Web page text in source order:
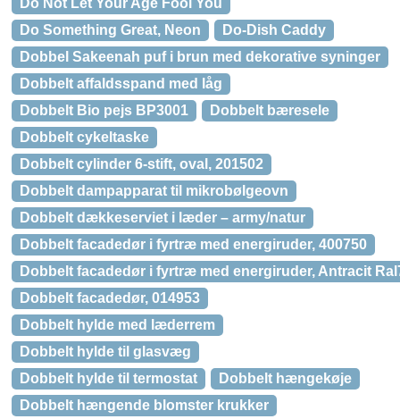
Do Not Let Your Age Fool You
Do Something Great, Neon
Do-Dish Caddy
Dobbel Sakeenah puf i brun med dekorative syninger
Dobbelt affaldsspand med låg
Dobbelt Bio pejs BP3001
Dobbelt bæresele
Dobbelt cykeltaske
Dobbelt cylinder 6-stift, oval, 201502
Dobbelt dampapparat til mikrobølgeovn
Dobbelt dækkeserviet i læder – army/natur
Dobbelt facadedør i fyrtræ med energiruder, 400750
Dobbelt facadedør i fyrtræ med energiruder, Antracit
Dobbelt facadedør, 014953
Dobbelt hylde med læderrem
Dobbelt hylde til glasvæg
Dobbelt hylde til termostat
Dobbelt hængekøje
Dobbelt hængende blomster krukker